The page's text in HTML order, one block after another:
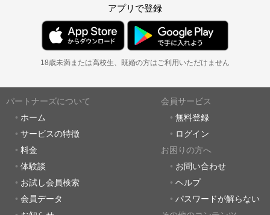
アプリで登録
18歳未満または高校生、既婚の方はご利用いただけません
パートナーズについて
ホーム
サービスの特徴
料金
体験談
お試し会員検索
会員データ
会員サービス
無料登録
ログイン
お困りの方へ
お問い合わせ
ヘルプ
パスワードが解らない